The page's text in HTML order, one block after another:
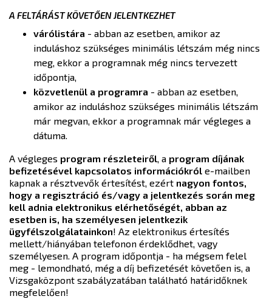
A FELTÁRÁST KÖVETŐEN JELENTKEZHET
várólistára - abban az esetben, amikor az
induláshoz szükséges minimális létszám még nincs
meg, ekkor a programnak még nincs tervezett
időpontja,
közvetlenül a programra - abban az esetben,
amikor az induláshoz szükséges minimális létszám
már megvan, ekkor a programnak már végleges a
dátuma.
A végleges program részleteiről, a program díjának
befizetésével kapcsolatos információkról e-mailben
kapnak a résztvevők értesítést, ezért nagyon fontos,
hogy a regisztráció és/vagy a jelentkezés során meg
kell adnia elektronikus elérhetőségét, abban az
esetben is, ha személyesen jelentkezik
ügyfélszolgálatainkon! Az elektronikus értesítés
mellett/hiányában telefonon érdeklődhet, vagy
személyesen. A program időpontja - ha mégsem felel
meg - lemondható, még a díj befizetését követően is, a
Vizsgaközpont szabályzatában található határidőknek
megfelelően!